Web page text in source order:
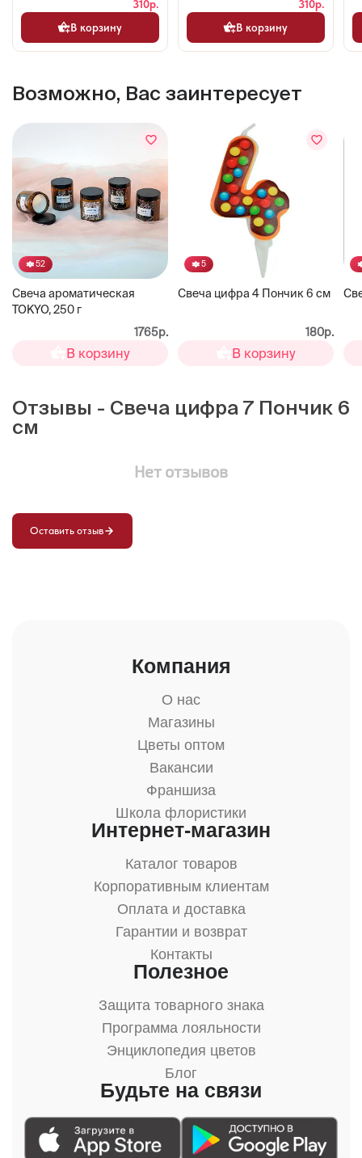
310р.
В корзину
310р.
В корзину
Возможно, Вас заинтересует
52
Свеча ароматическая
TOKYO, 250 г
1765р.
В корзину
5
Свеча цифра 4 Пончик 6 см
180р.
В корзину
Отзывы - Свеча цифра 7 Пончик 6
см
Нет отзывов
Оставить отзыв
Компания
О нас
Магазины
Цветы оптом
Вакансии
Франшиза
Школа флористики
Интернет-магазин
Каталог товаров
Корпоративным клиентам
Оплата и доставка
Гарантии и возврат
Контакты
Полезное
Защита товарного знака
Программа лояльности
Энциклопедия цветов
Блог
Будьте на связи